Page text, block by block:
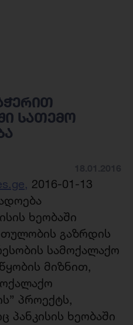
სათემო
2016-01-13
ხეობაში
გაზრდის
სამოქალაქო
მიზნით,
პროექტს,
ხეობაში